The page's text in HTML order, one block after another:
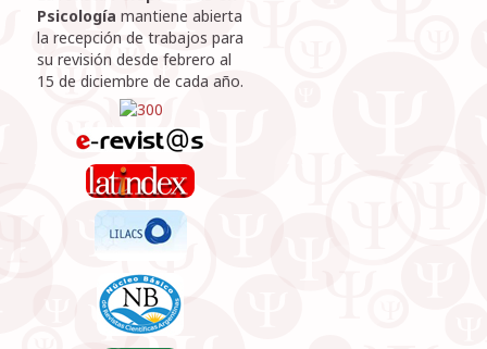
Psicología mantiene abierta
la recepción de trabajos para
su revisión desde febrero al
15 de diciembre de cada año.